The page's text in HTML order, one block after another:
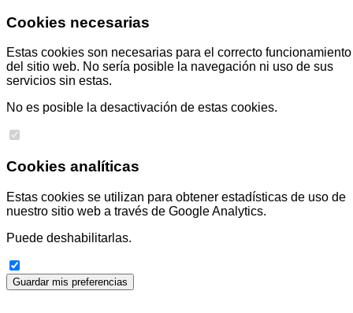
Cookies necesarias
Estas cookies son necesarias para el correcto funcionamiento
del sitio web. No sería posible la navegación ni uso de sus
servicios sin estas.
No es posible la desactivación de estas cookies.
Cookies analíticas
Estas cookies se utilizan para obtener estadísticas de uso de
nuestro sitio web a través de Google Analytics.
Puede deshabilitarlas.
Guardar mis preferencias